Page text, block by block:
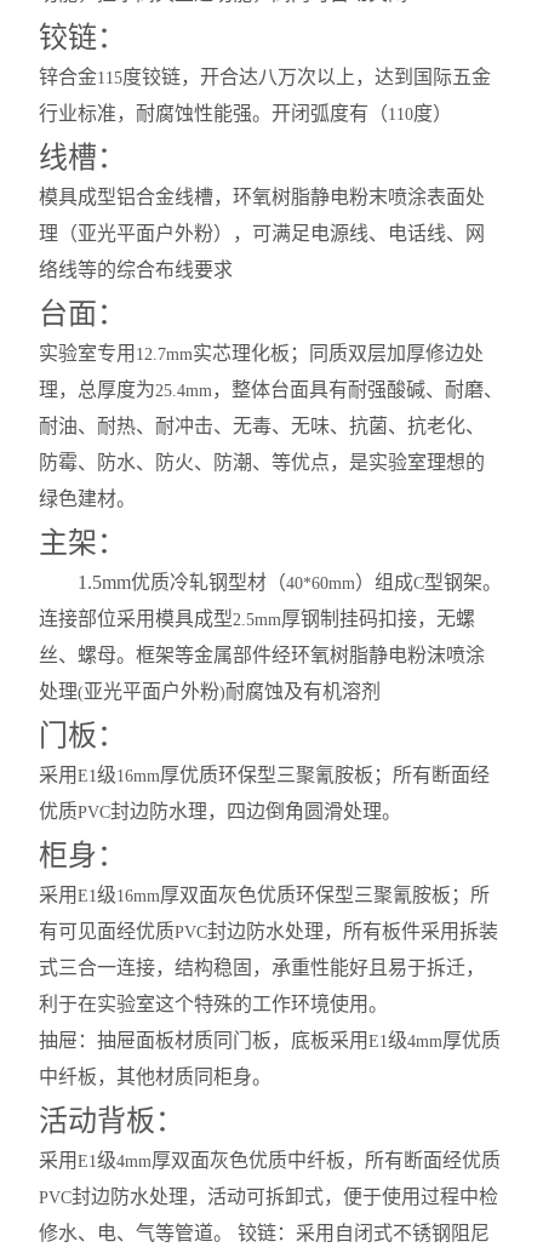
铰链：
锌合金115度铰链，开合达八万次以上，达到国际五金
行业标准，耐腐蚀性能强。开闭弧度有（110度）
线槽：
模具成型铝合金线槽，环氧树脂静电粉末喷涂表面处
理（亚光平面户外粉），可满足电源线、电话线、网
络线等的综合布线要求
台面：
实验室专用 12.7mm实芯理化板；同质双层加厚修边处
理，总厚度为25.4mm，整体台面具有耐强酸碱、耐磨、
耐油、耐热、耐冲击、无毒、无味、抗菌、抗老化、
防霉、防水、防火、防潮、等优点，是实验室理想的
绿色建材。
主架：
1.5mm优质冷轧钢型材（40*60mm）组成C型钢架。
连接部位采用模具成型2.5mm厚钢制挂码扣接，无螺
丝、螺母。框架等金属部件经环氧树脂静电粉沫喷涂
处理(亚光平面户外粉)耐腐蚀及有机溶剂
门板：
采用E1级16mm厚优质环保型三聚氰胺板；所有断面经
优质PVC封边防水理，四边倒角圆滑处理。
柜身：
采用E1级16mm厚双面灰色优质环保型三聚氰胺板；所
有可见面经优质PVC封边防水处理，所有板件采用拆装
式三合一连接，结构稳固，承重性能好且易于拆迁，
利于在实验室这个特殊的工作环境使用。
抽屉：抽屉面板材质同门板，底板采用E1级4mm厚优质
中纤板，其他材质同柜身。
活动背板：
采用E1级4mm厚双面灰色优质中纤板，所有断面经优质
PVC封边防水处理，活动可拆卸式，便于使用过程中检
修水、电、气等管道。 铰链：采用自闭式不锈钢阻尼